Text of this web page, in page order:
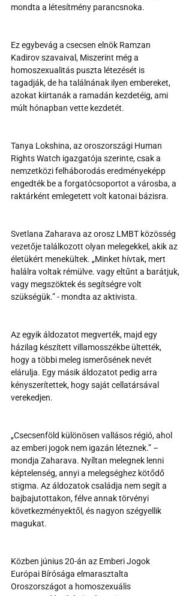
mondta a létesítmény parancsnoka.
Ez egybevág a csecsen elnök Ramzan
Kadirov szavaival, Miszerint még a
homoszexualitás puszta létezését is
tagadják, de ha találnának ilyen embereket,
azokat kiirtanák a ramadán kezdetéig, ami
múlt hónapban vette kezdetét.
Tanya Lokshina, az oroszországi Human
Rights Watch igazgatója szerinte, csak a
nemzetközi felháborodás eredményeképp
engedték be a forgatócsoportot a városba, a
raktárként emlegetett volt katonai bázisra.
Svetlana Zaharava az orosz LMBT közösség
vezetője találkozott olyan melegekkel, akik az
életükért menekültek. „Minket hívtak, mert
halálra voltak rémülve. vagy eltűnt a barátjuk,
vagy megszöktek és segítségre volt
szükségük.” - mondta az aktivista.
Az egyik áldozatot megverték, majd egy
házilag készített villamosszékbe ültették,
hogy a többi meleg ismerősének nevét
elárulja. Egy másik áldozatot pedig arra
kényszerítettek, hogy saját cellatársával
verekedjen.
„Csecsenföld különösen vallásos régió, ahol
az emberi jogok nem igazán léteznek.” –
mondja Zaharava. Nyíltan melegnek lenni
képtelenség, annyi a melegséghez kötődő
stigma. Az áldozatok családja nem segít a
bajbajutottakon, félve annak törvényi
következményektől, és nagyon szégyellik
magukat.
Közben június 20-án az Emberi Jogok
Európai Bírósága elmarasztalta
Oroszországot a homoszexuális